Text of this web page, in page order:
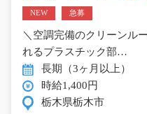
NEW 急募
＼空調完備のクリーンル
れるプラスチック部…
長期（3ヶ月以上）
時給1,400円
栃木県栃木市